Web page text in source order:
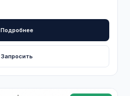
Подробнее
Запросить